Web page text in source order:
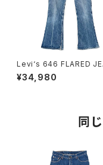
Levi‘s 646 FLARED
¥34,980
同